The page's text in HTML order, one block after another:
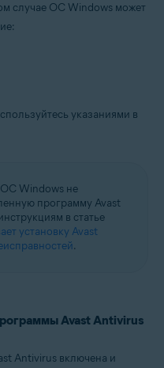
Premium / Professional /
Convenient Rollup, 32- или
случае ОС Windows может
указаниями в
Windows не
программу Avast
в статье
установку Avast
.
Avast Antivirus
Antivirus включена и